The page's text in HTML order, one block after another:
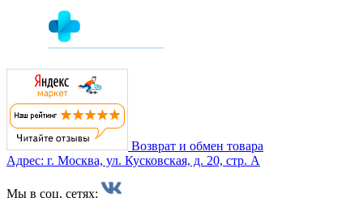
Возврат и обмен товара
Адрес: г. Москва, ул. Кусковская, д. 20, стр. А
Мы в соц. сетях: